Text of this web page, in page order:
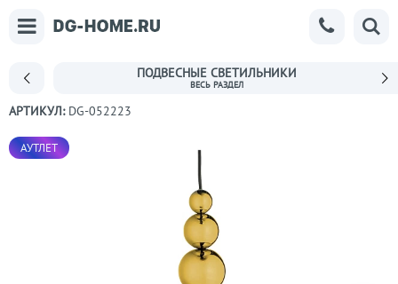
ПОДВЕСНЫЕ СВЕТИЛЬНИКИ
АРТИКУЛ: DG-052223
АУТЛЕТ